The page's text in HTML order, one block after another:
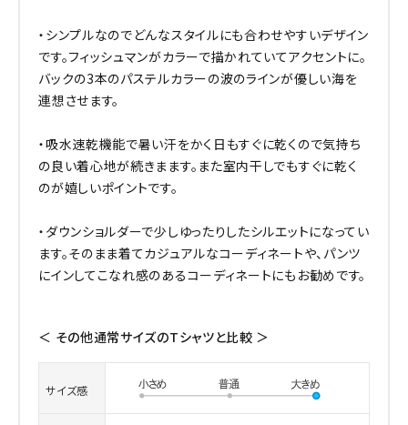
・シンプルなのでどんなスタイルにも合わせやすいデザイン
です。フィッシュマンがカラーで描かれていてアクセントに。
バックの3本のパステルカラーの波のラインが優しい海を
連想させます。
・吸水速乾機能で暑い汗をかく日もすぐに乾くので気持ち
の良い着心地が続きまます。また室内干しでもすぐに乾く
のが嬉しいポイントです。
・ダウンショルダーで少しゆったりしたシルエットになってい
ます。そのまま着てカジュアルなコーディネートや、パンツ
にインしてこなれ感のあるコーディネートにもお勧めです。
＜ その他通常サイズのTシャツと比較 ＞
サイズ感